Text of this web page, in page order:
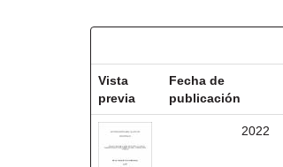
Vista
previa
Fecha de
publicación
2022